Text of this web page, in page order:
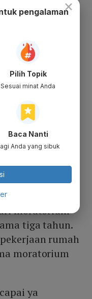
isu
Amerika
dibukanya
reaksi
melanjutkan
sawit.
usaha
lebih fokus
moratorium
tiga tahun.
rumah
moratorium
ya
×
pengalaman
Pilih Topik
Sesuai minat Anda
Baca Nanti
Anda yang sibuk